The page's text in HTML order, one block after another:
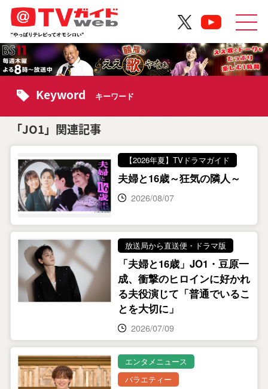
Keyword キーワード
「JO1」関連記事
【2026年夏】TVドラマガイド
夫婦と16歳～狂気の隣人～
2026/08/07
放送局から直送便・ドラマ版
「夫婦と16歳」JO1・豆原一
成、衝撃のヒロインに好かれ
る夫役演じて「普通でいるこ
とを大切に」
2026/07/09
エンタメニュース
バラエティー